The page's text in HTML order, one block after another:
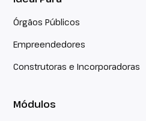
Órgãos Públicos
Empreendedores
Construtoras e Incorporadoras
Módulos